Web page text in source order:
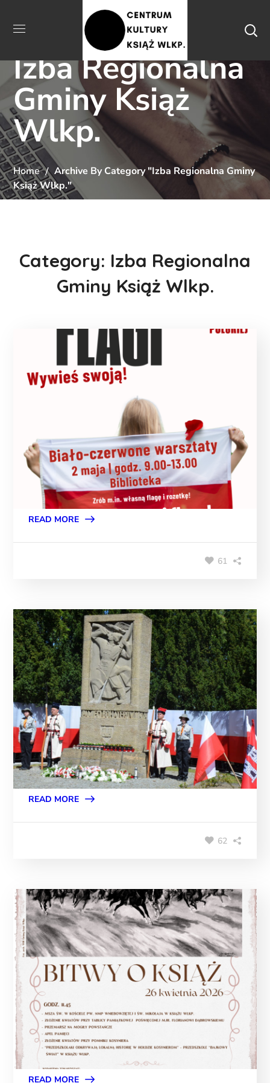
Izba Regionalna
Gminy Książ
Wlkp.
Home
Archive By Category "Izba Regionalna Gminy
Książ Wlkp."
Category: Izba Regionalna
Gminy Książ Wlkp.
READ MORE
61
READ MORE
62
READ MORE